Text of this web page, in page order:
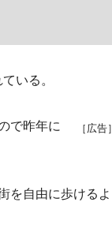
いる。
［広告］
で昨年に
を自由に歩けるよ